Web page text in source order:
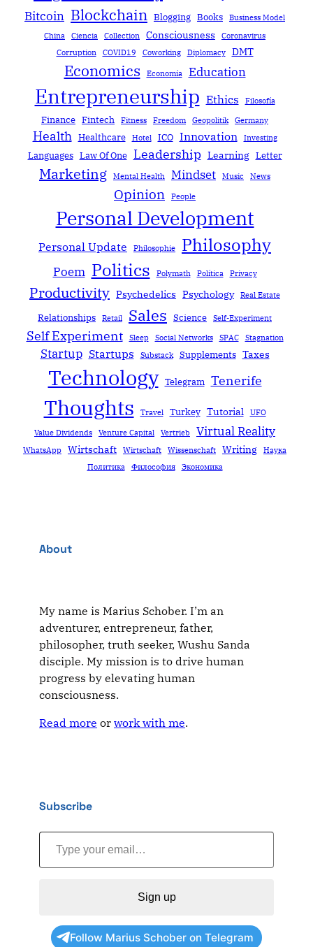
Bitcoin Blockchain Blogging Books
Business Model
China
Ciencia Collection Consciousness
Coronavirus
Corruption
COVID19 Coworking Diplomacy DMT
Economics Economía Education
Entrepreneurship Ethics Filosofía
Finance Fintech Fitness Freedom Geopolitik Germany
Health Healthcare Hotel ICO Innovation Investing
Languages Law Of One Leadership Learning Letter
Marketing Mental Health Mindset Music News
Opinion People
Personal Development
Personal Update Philosophie Philosophy
Poem Politics Polymath Política Privacy
Productivity Psychedelics Psychology Real Estate
Relationships Retail Sales Science Self-Experiment
Self Experiment Sleep Social Networks SPAC Stagnation
Startup Startups Substack Supplements Taxes
Technology Telegram Tenerife
Thoughts Travel Turkey Tutorial UFO
Value Dividends Venture Capital Vertrieb Virtual Reality
WhatsApp Wirtschaft Wirtschaft Wissenschaft Writing
Наука
Политика
Философия Экономика
About
My name is Marius Schober. I’m an
adventurer, entrepreneur, father,
philosopher, truth seeker, Wushu Sanda
disciple. My mission is to drive human
progress by elevating human
consciousness.
Read more or work with me.
Subscribe
Type your email…
Sign up
Follow Marius Schober on Telegram